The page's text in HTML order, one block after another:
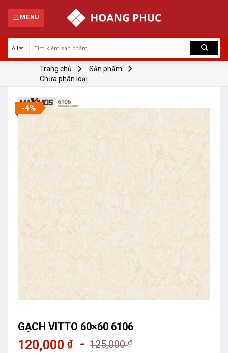
content
MENU
Trang chủ
Sản phẩm
Chưa phân loại
-4%
GẠCH VITTO 60×60 6106
125,000₫
120,000 ₫